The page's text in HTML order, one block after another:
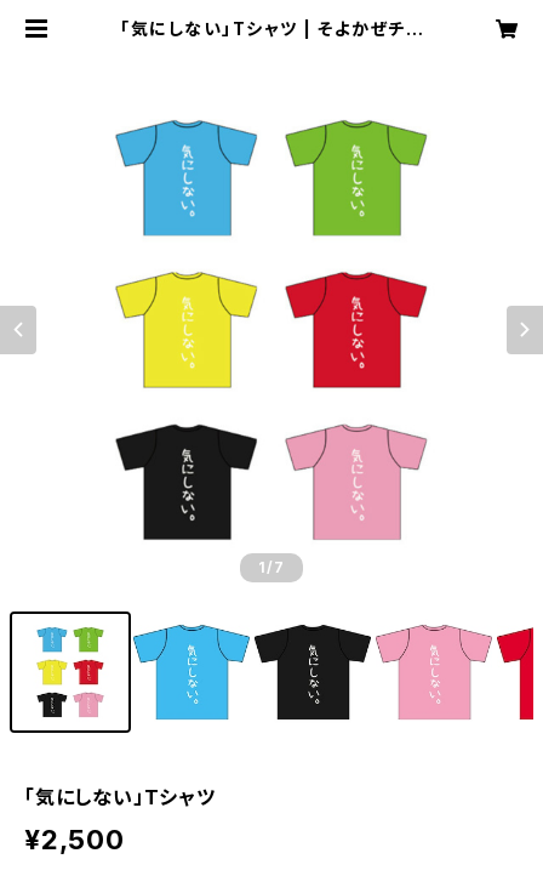
「気にしない」Tシャツ | そよかぜチケ
1 /7
「気にしない」Tシャツ
¥2,500